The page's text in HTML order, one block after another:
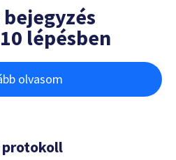
lépésben
olvasom
protokoll